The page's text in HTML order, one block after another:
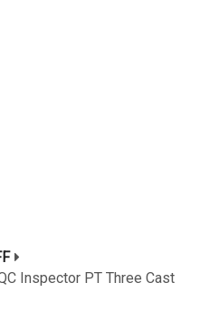
Inspector PT Three Cast